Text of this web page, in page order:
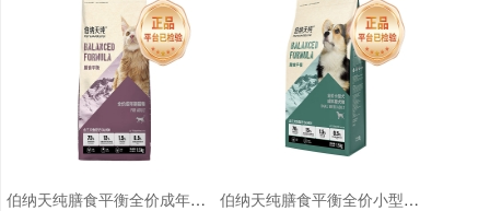
伯纳天纯膳食平衡全价成年期猫粮（含三文鱼配方）1.5kg
伯纳天纯膳食平衡全价小型犬成犬粮（含三文鱼配方）1.5kg